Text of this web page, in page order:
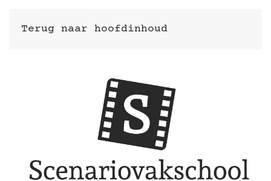
Terug naar hoofdinhoud